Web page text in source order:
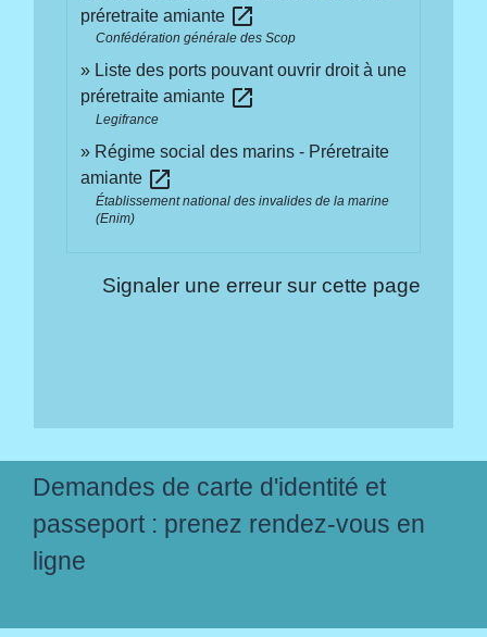
préretraite amiante open_in_new
Confédération générale des Scop
Liste des ports pouvant ouvrir droit à une
préretraite amiante open_in_new
Legifrance
Régime social des marins - Préretraite
amiante open_in_new
Établissement national des invalides de la marine
(Enim)
Signaler une erreur sur cette page
Demandes de carte d'identité et
passeport : prenez rendez-vous en
ligne